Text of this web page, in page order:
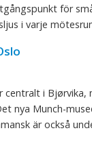
för
i varje
i Bjørvika,
nya Munch-
är också